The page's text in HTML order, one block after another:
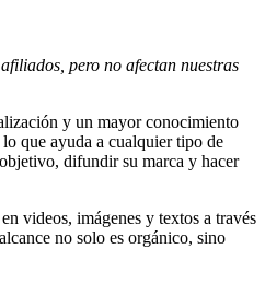
pero no afectan nuestras
y un mayor conocimiento
que ayuda a cualquier tipo de
difundir su marca y hacer
videos, imágenes y textos a través
no solo es orgánico, sino